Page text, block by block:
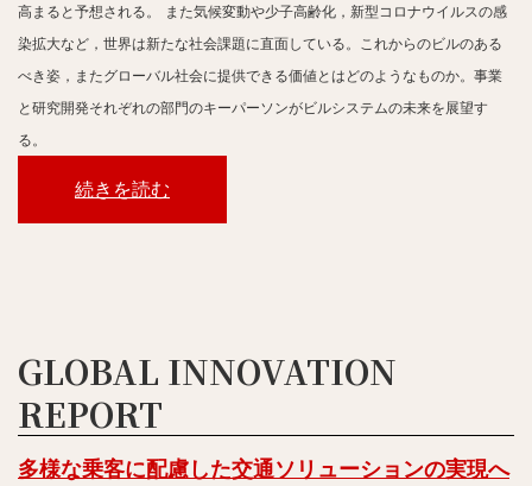
高まると予想される。
また気候変動や少子高齢化，新型コロナウイルスの感
染拡大など，世界は新たな社会課題に直面している。これからのビルのある
べき姿，またグローバル社会に提供できる価値とはどのようなものか。事業
と研究開発それぞれの部門のキーパーソンがビルシステムの未来を展望す
る。
続きを読む
GLOBAL INNOVATION
REPORT
多様な乗客に配慮した交通ソリューションの実現へ